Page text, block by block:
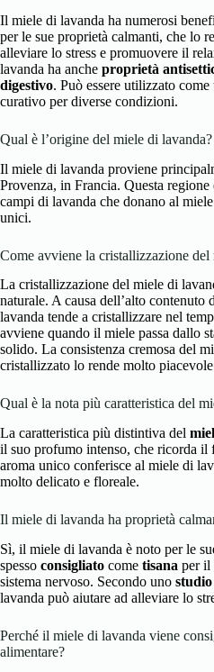
Il miele di lavanda ha numerosi
per le sue proprietà calmanti, che lo
alleviare lo stress e promuovere il
lavanda ha anche proprietà
digestivo. Può essere utilizzato
curativo per diverse condizioni.
Qual è l’origine del miele di lavanda?
Il miele di lavanda proviene
Provenza, in Francia. Questa regione
campi di lavanda che donano al
unici.
Come avviene la cristallizzazione del
La cristallizzazione del miele di
naturale. A causa dell’alto contenuto
lavanda tende a cristallizzare nel
avviene quando il miele passa dallo
solido. La consistenza cremosa del
cristallizzato lo rende molto
Qual è la nota più caratteristica del
La caratteristica più distintiva del
il suo profumo intenso, che ricorda il
aroma unico conferisce al miele di
molto delicato e floreale.
Il miele di lavanda ha proprietà
Sì, il miele di lavanda è noto per le
spesso consigliato come tisana per il
sistema nervoso. Secondo uno
lavanda può aiutare ad alleviare lo
Perché il miele di lavanda viene
alimentare?